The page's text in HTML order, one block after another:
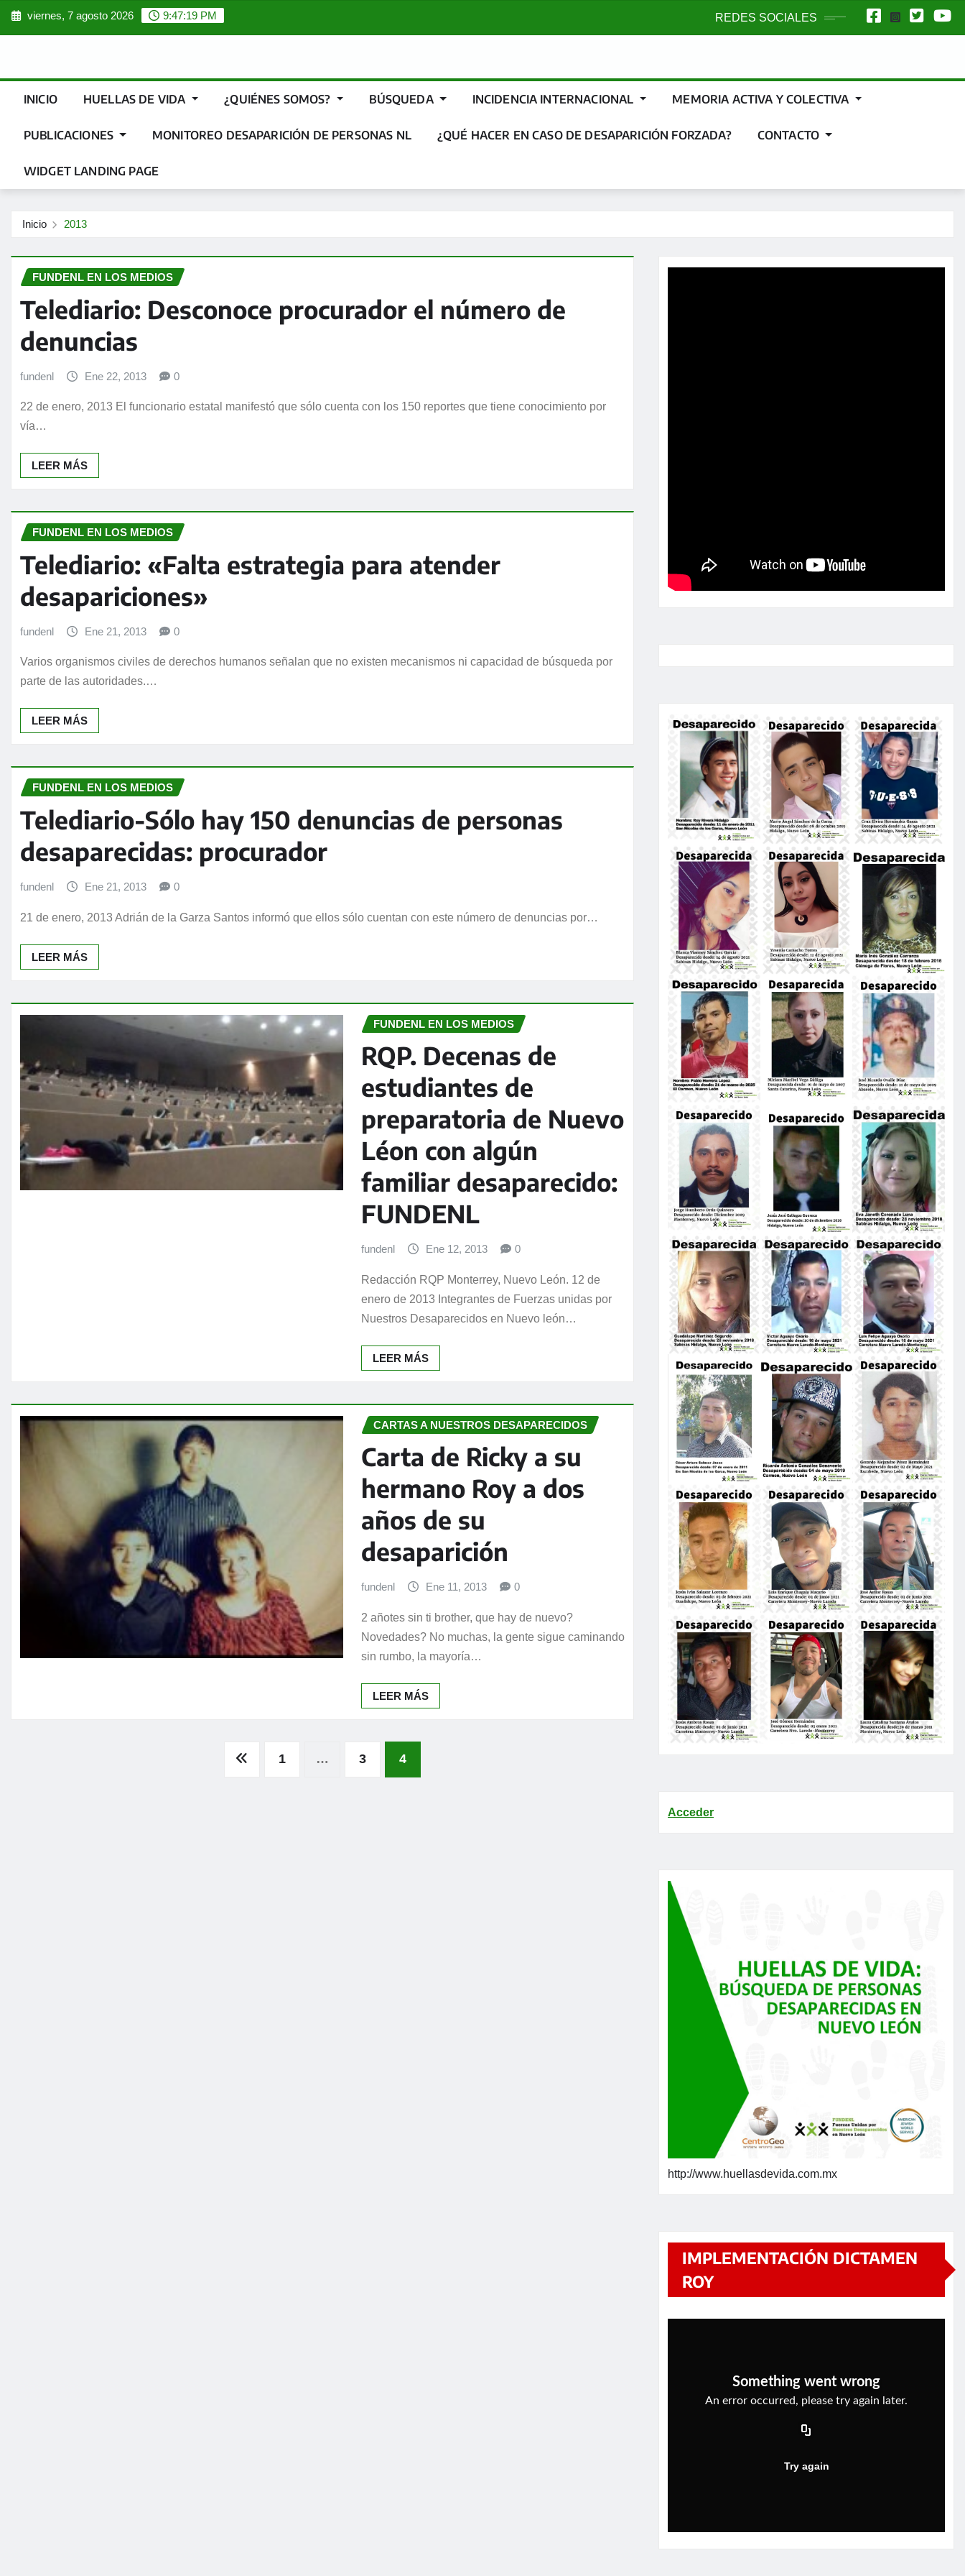
Saltar
viernes, 7 agosto 2026 9:47:20 PM REDES SOCIALES
INICIO HUELLAS DE VIDA ¿QUIÉNES SOMOS? BÚSQUEDA INCIDENCIA INTERNACIONAL MEMORIA ACTIVA Y COLECTIVA
PUBLICACIONES MONITOREO DESAPARICIÓN DE PERSONAS NL ¿QUÉ HACER EN CASO DE DESAPARICIÓN FORZADA? CONTACTO
WIDGET LANDING PAGE
Inicio 2013
FUNDENL EN LOS MEDIOS
Telediario: Desconoce procurador el número de
denuncias
fundenl Ene 22, 2013 0
22 de enero, 2013 El funcionario estatal manifestó que sólo cuenta con los 150 reportes que tiene conocimiento por
vía…
LEER MÁS
FUNDENL EN LOS MEDIOS
Telediario: «Falta estrategia para atender
desapariciones»
fundenl Ene 21, 2013 0
Varios organismos civiles de derechos humanos señalan que no existen mecanismos ni capacidad de búsqueda por
parte de las autoridades.…
LEER MÁS
FUNDENL EN LOS MEDIOS
Telediario-Sólo hay 150 denuncias de personas
desaparecidas: procurador
fundenl Ene 21, 2013 0
21 de enero, 2013 Adrián de la Garza Santos informó que ellos sólo cuentan con este número de denuncias por…
LEER MÁS
FUNDENL EN LOS MEDIOS
RQP. Decenas de
estudiantes de
preparatoria de Nuevo
Léon con algún
familiar desaparecido:
FUNDENL
fundenl Ene 12, 2013 0
Redacción RQP Monterrey, Nuevo León. 12 de
enero de 2013 Integrantes de Fuerzas unidas por
Nuestros Desaparecidos en Nuevo león…
LEER MÁS
CARTAS A NUESTROS DESAPARECIDOS
Carta de Ricky a su
hermano Roy a dos
años de su
desaparición
fundenl Ene 11, 2013 0
2 añotes sin ti brother, que hay de nuevo?
Novedades? No muchas, la gente sigue caminando
sin rumbo, la mayoría…
LEER MÁS
1 … 3 4
Acceder
http://www.huellasdevida.com.mx
IMPLEMENTACIÓN DICTAMEN
ROY